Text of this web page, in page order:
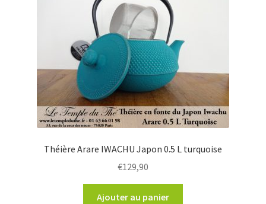
Théière Arare IWACHU Japon 0.5 L turquoise
€129,90
Ajouter au panier